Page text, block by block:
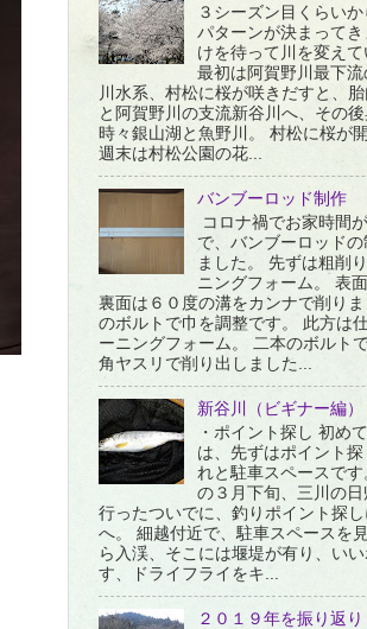
３シーズン目くらい
パターンが決まって
けを待って川を変えて
最初は阿賀野川最下流
川水系、村松に桜が咲きだすと、
と阿賀野川の支流新谷川へ、その後
時々銀山湖と魚野川。 村松に桜が開
週末は村松公園の花...
バンブーロッド制作
コロナ禍でお家時間
で、バンブーロッド
ました。 先ずは粗削
ニングフォーム。 表面
裏面は６０度の溝をカンナで削り
のボルトで巾を調整です。 此方は
ーニングフォーム。 二本のボルト
角ヤスリで削り出しました...
新谷川（ビギナー編）
・ポイント探し 初め
は、先ずはポイント
れと駐車スペースで
の３月下旬、三川の日
行ったついでに、釣りポイント探し
へ。 細越付近で、駐車スペースを
ら入渓、そこには堰堤が有り、い
す、ドライフライをキ...
２０１９年を振り返り